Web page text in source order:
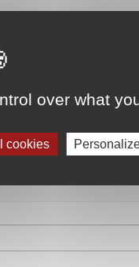
over what
cookies